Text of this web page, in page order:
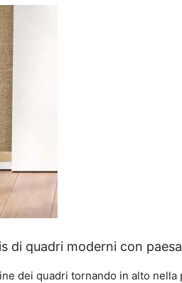
di quadri moderni con
dei quadri tornando in alto nella